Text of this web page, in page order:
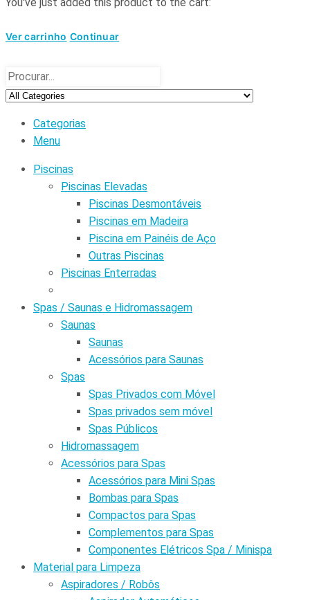
Ver carrinho Continuar
Categorias
Menu
Piscinas
Piscinas Elevadas
Piscinas Desmontáveis
Piscinas em Madeira
Piscina em Painéis de Aço
Outras Piscinas
Piscinas Enterradas
Spas / Saunas e Hidromassagem
Saunas
Saunas
Acessórios para Saunas
Spas
Spas Privados com Móvel
Spas privados sem móvel
Spas Públicos
Hidromassagem
Acessórios para Spas
Acessórios para Mini Spas
Bombas para Spas
Compactos para Spas
Complementos para Spas
Componentes Elétricos Spa / Minispa
Material para Limpeza
Aspiradores / Robôs